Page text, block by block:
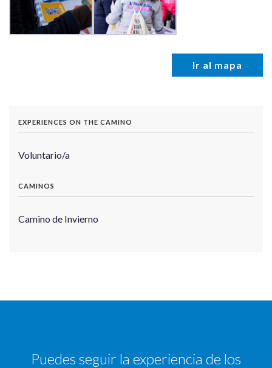
Ir al mapa
EXPERIENCES ON THE CAMINO
Voluntario/a
CAMINOS
Camino de Invierno
Puedes seguir la experiencia de los